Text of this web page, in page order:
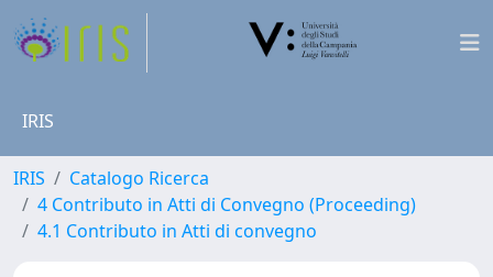
IRIS
IRIS
Catalogo Ricerca
4 Contributo in Atti di Convegno (Proceeding)
4.1 Contributo in Atti di convegno